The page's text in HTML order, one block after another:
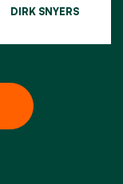
DIRK SNYERS